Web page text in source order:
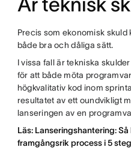
Är teknisk
Precis som ekonomisk
både bra och dåliga sätt.
I vissa fall är tekniska
för att både möta
högkvalitativ kod inom
resultatet av ett oundvikligt
lanseringen av en
Läs: Lanseringshantering:
framgångsrik process i 5 steg